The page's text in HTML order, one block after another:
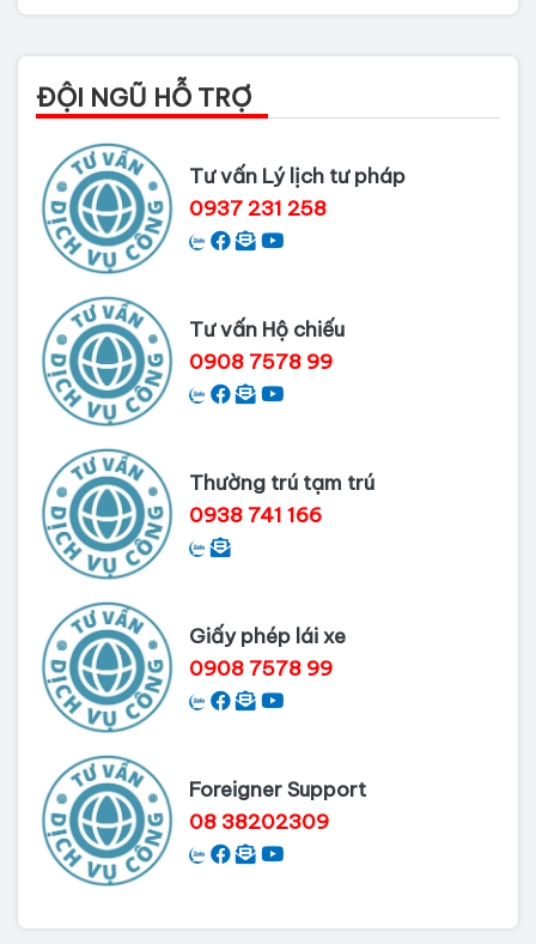
Thủ tục làm Lý Lịch Tư Pháp tại Hồ
Thủ tục làm lý lịch tư pháp tại Đồng
Dịch vụ làm phiếu lý lịch tư pháp
cho người nước ngoài
Dương
Dịch vụ Lý lịch tư pháp tại Cần Thơ
ĐỘI NGŨ HỖ TRỢ
Tư vấn Lý lịch tư pháp
0937 231 258
Tư vấn Hộ chiếu
0908 7578 99
Thường trú tạm trú
0938 741 166
Giấy phép lái xe
0908 7578 99
Foreigner Support
08 38202309